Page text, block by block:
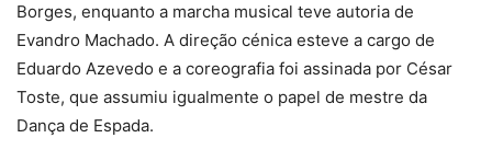
Borges, enquanto a marcha musical teve autoria de
Evandro Machado. A direção cénica esteve a cargo de
Eduardo Azevedo e a coreografia foi assinada por César
Toste, que assumiu igualmente o papel de mestre da
Dança de Espada.